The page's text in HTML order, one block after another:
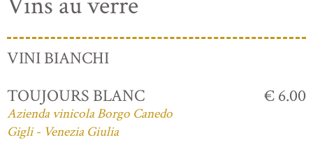
VINI BIANCHI
TOUJOURS BLANC
Azienda vinicola Borgo Canedo
Gigli - Venezia Giulia
€ 6.00